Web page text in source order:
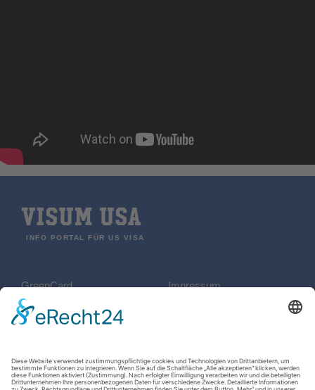
VISUM USA
INFO PORTAL FÜR US VISA
GreenCard
REISEN
B2 Visum
Impressum